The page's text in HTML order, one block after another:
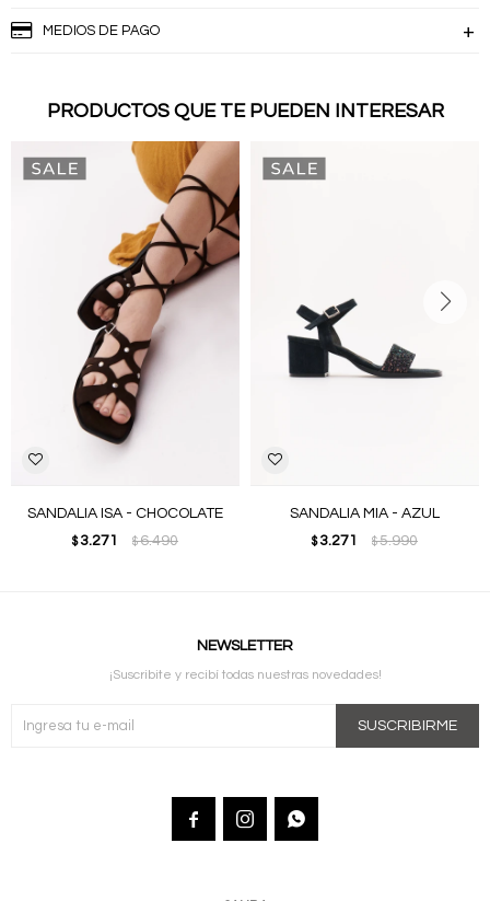
MEDIOS DE PAGO
PRODUCTOS QUE TE PUEDEN INTERESAR
SANDALIA ISA - CHOCOLATE
$3.271 $6.490
SANDALIA MIA - AZUL
$3.271 $5.990
NEWSLETTER
¡Suscribite y recibí todas nuestras novedades!
SUSCRIBIRME
  